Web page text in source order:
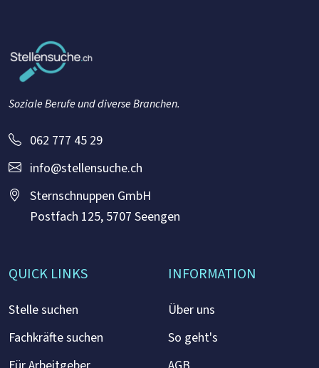
Soziale Berufe und diverse Branchen.
062 777 45 29
info@stellensuche.ch
Sternschnuppen GmbH
Postfach 125, 5707 Seengen
QUICK LINKS
Stelle suchen
Fachkräfte suchen
INFORMATION
Über uns
So geht's